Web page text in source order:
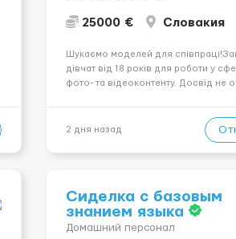
25000 € Словакия
Шукаємо моделей для
дівчат від 18 років для роботи у
фото- та відеоконтенту. Досвід не
конфіденційність і професійну
Працюємо офіційно, поважаємо
2 дня назад
Сиделка с базовым
знанием языка
Домашний персонал